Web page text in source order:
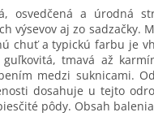
osvedčená a úrodná
výsevov aj zo sadzačky.
chuť a typickú farbu je
guľkovitá, tmavá až
medzi suknicami.
dosahuje u tejto
pôdy. Obsah